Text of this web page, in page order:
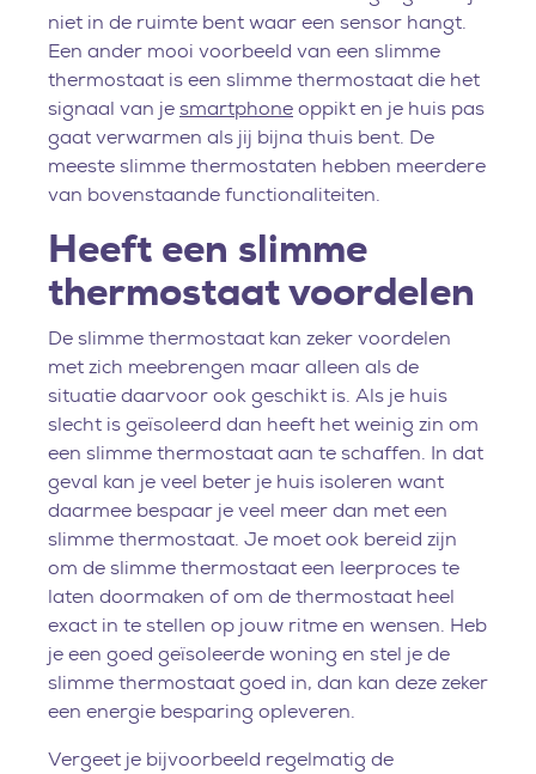
niet in de ruimte bent waar een sensor hangt.
Een ander mooi voorbeeld van een slimme
thermostaat is een slimme thermostaat die het
signaal van jesmartphoneoppikt en je huis pas
gaat verwarmen als jij bijna thuis bent. De
meeste slimme thermostaten hebben meerdere
van bovenstaande functionaliteiten.
Heeft een slimme
thermostaat voordelen
De slimme thermostaat kan zeker voordelen
met zich meebrengen maar alleen als de
situatie daarvoor ook geschikt is. Als je huis
slecht is geïsoleerd dan heeft het weinig zin om
een slimme thermostaat aan te schaffen. In dat
geval kan je veel beter je huis isoleren want
daarmee bespaar je veel meer dan met een
slimme thermostaat. Je moet ook bereid zijn
om de slimme thermostaat een leerproces te
laten doormaken of om de thermostaat heel
exact in te stellen op jouw ritme en wensen. Heb
je een goed geïsoleerde woning en stel je de
slimme thermostaat goed in, dan kan deze zeker
een energie besparing opleveren.
Vergeet je bijvoorbeeld regelmatig de